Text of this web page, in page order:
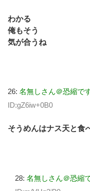
わかる
俺もそう
気が合うね
26: 名無しさん＠恐縮で
ID:gZ6iw+0B0
そうめんはナス天と食
28: 名無しさん＠恐縮